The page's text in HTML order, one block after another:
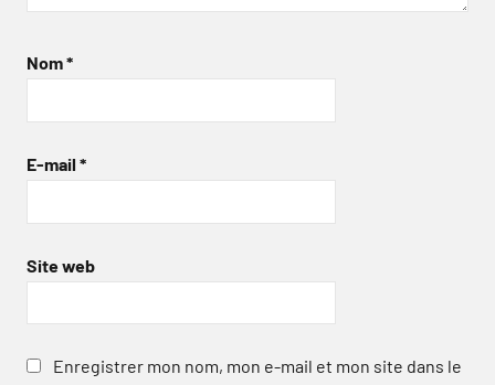
Nom*
E-mail *
Site web
Enregistrer mon nom, mon e-mail et mon site dans le